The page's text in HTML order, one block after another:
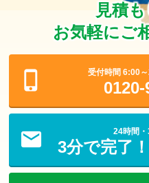
見積
お気軽にご
受付時間 6:00～
24時間・
3分で完了